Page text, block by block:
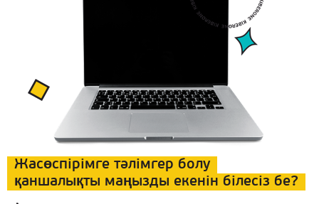
Жасөспірімге тәлімгер болу
қаншалықты маңызды екенін білесіз бе?